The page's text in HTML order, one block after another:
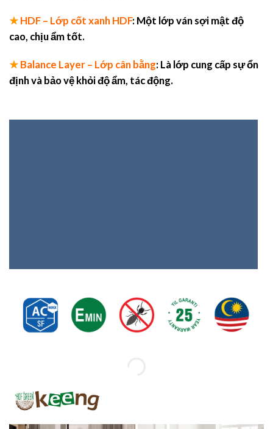
★HDF – Lớp cốt xanh HDF: Một lớp ván sợi mật độ
cao, chịu ẩm tốt.
★Balance Layer – Lớp cân bằng: Là lớp cung cấp sự ổn
định và bảo vệ khỏi độ ẩm, tác động.